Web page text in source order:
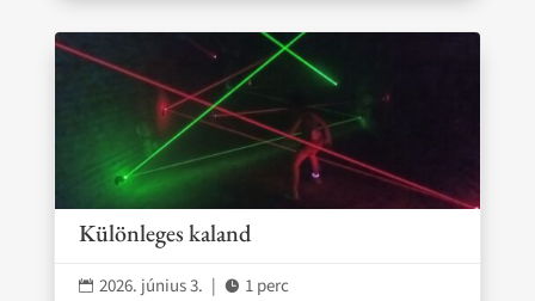
Különleges kaland
 2026. június 3. |  1 perc